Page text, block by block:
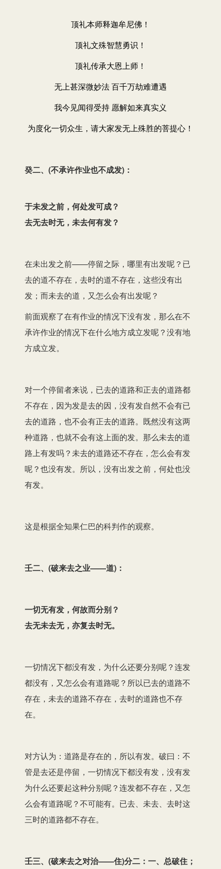
顶礼本师释迦牟尼佛！
顶礼文殊智慧勇识！
顶礼传承大恩上师！
无上甚深微妙法 百千万劫难遭遇
我今见闻得受持 愿解如来真实义
为度化一切众生，请大家发无上殊胜的菩提心！
癸二、(不承许作业也不成发)：
于未发之前，何处发可成？
去无去时无，未去何有发？
在未出发之前——停留之际，哪里有出发呢？已
去的道不存在，去时的道不存在，这些没有出
发；而未去的道，又怎么会有出发呢？
前面观察了在有作业的情况下没有发，那么在不
承许作业的情况下在什么地方成立发呢？没有地
方成立发。
对一个停留者来说，已去的道路和正去的道路都
不存在，因为发是去的因，没有发自然不会有已
去的道路，也不会有正去的道路。既然没有这两
种道路，也就不会有这上面的发。那么未去的道
路上有发吗？未去的道路还不存在，怎么会有发
呢？也没有发。所以，没有出发之前，何处也没
有发。
这是根据全知果仁巴的科判作的观察。
壬二、(破来去之业——道)：
一切无有发，何故而分别？
去无未去无，亦复去时无。
一切情况下都没有发，为什么还要分别呢？连发
都没有，又怎么会有道路呢？所以已去的道路不
存在，未去的道路不存在，去时的道路也不存
在。
对方认为：道路是存在的，所以有发。破曰：不
管是去还是停留，一切情况下都没有发，没有发
为什么还要起这种分别呢？连发都不存在，又怎
么会有道路呢？不可能有。已去、未去、去时这
三时的道路都不存在。
壬三、(破来去之对治——住)分二：一、总破住；